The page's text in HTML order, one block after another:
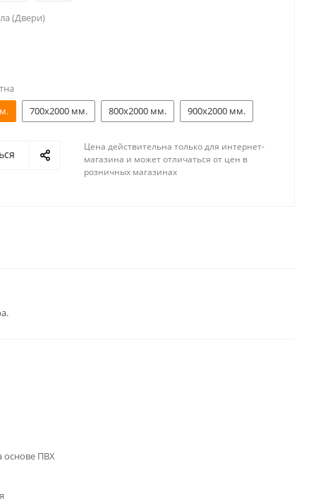
(Двери)
700x2000 мм. 800x2000 мм. 900x2000 мм.
Цена действительна только для интернет-
магазина и может отличаться от цен в
розничных магазинах
основе ПВХ